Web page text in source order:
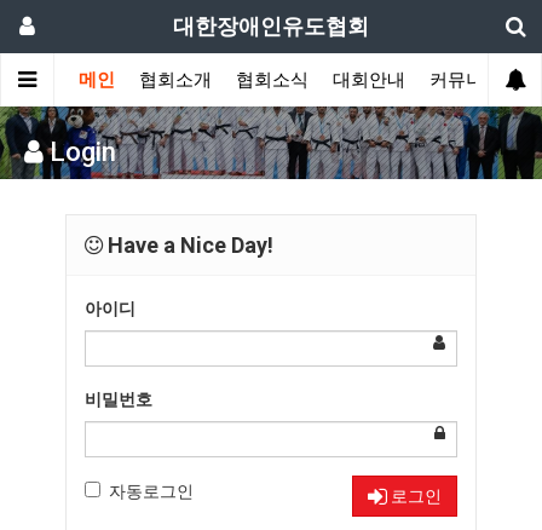
대한장애인유도협회
메인 협회소개 협회소식 대회안내 커뮤니티
Login
Have a Nice Day!
아이디
비밀번호
자동로그인 로그인